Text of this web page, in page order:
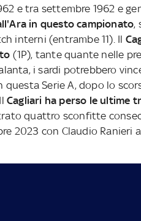
e tra settembre 1962 e
in questo campionato,
interni (entrambe 11). Il
(1P), tante quante nelle
i sardi potrebbero
Serie A, dopo lo
Cagliari ha perso le ultime
quattro sconfitte
2023 con Claudio Ranieri